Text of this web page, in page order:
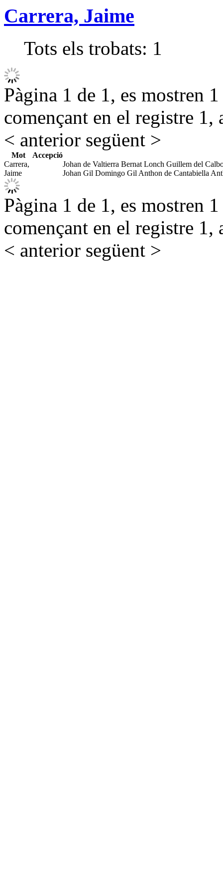
Carrera, Jaime
Tots els trobats: 1
Pàgina 1 de 1, es mostren
començant en el registre 1,
< anterior següent >
Mot
Accepció
Carrera,
Jaime
Johan de Valtierra Bernat Lonch Guillem del
Johan Gil Domingo Gil Anthon de Cantabiella
Pàgina 1 de 1, es mostren
començant en el registre 1,
< anterior següent >